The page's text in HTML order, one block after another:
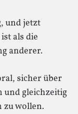
und jetzt
als die
anderer.
sicher über
und gleichzeitig
wollen.